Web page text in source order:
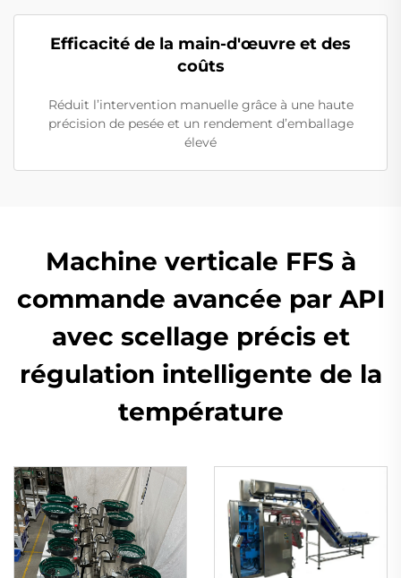
Efficacité de la main-d'œuvre et des
coûts
Réduit l’intervention manuelle grâce à une haute
précision de pesée et un rendement d’emballage
élevé
Machine verticale FFS à
commande avancée par API
avec scellage précis et
régulation intelligente de la
température